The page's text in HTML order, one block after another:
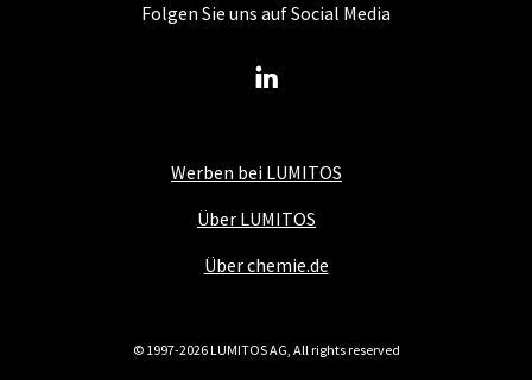
Werben bei LUMITOS
Über LUMITOS
Über chemie.de
Folgen Sie uns auf Social Media
© 1997-2026 LUMITOS AG, All rights reserved